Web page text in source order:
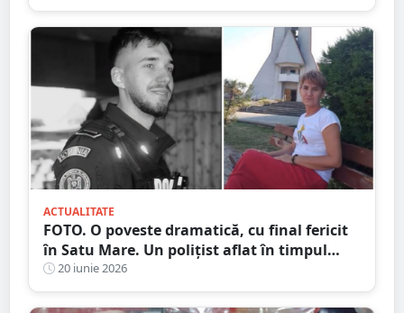
ACTUALITATE
FOTO. O poveste dramatică, cu final fericit
în Satu Mare. Un polițist aflat în timpul
liber a salvat o sătmăreancă dispărută
20 iunie 2026